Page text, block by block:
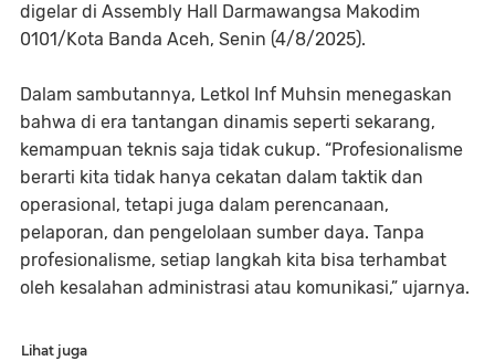
digelar di Assembly Hall Darmawangsa Makodim
0101/Kota Banda Aceh, Senin (4/8/2025).
Dalam sambutannya, Letkol Inf Muhsin menegaskan
bahwa di era tantangan dinamis seperti sekarang,
kemampuan teknis saja tidak cukup. “Profesionalisme
berarti kita tidak hanya cekatan dalam taktik dan
operasional, tetapi juga dalam perencanaan,
pelaporan, dan pengelolaan sumber daya. Tanpa
profesionalisme, setiap langkah kita bisa terhambat
oleh kesalahan administrasi atau komunikasi,” ujarnya.
Lihat juga